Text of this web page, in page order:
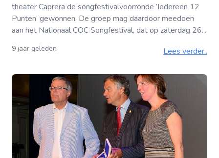
theater Caprera de songfestivalvoorronde ’Iedereen 12
Punten’ gewonnen. De groep mag daardoor meedoen
aan het Nationaal COC Songfestival, dat op zaterdag 26...
9 jaar geleden Lees verder..